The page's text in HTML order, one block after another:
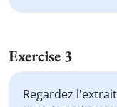
Exercise 3
Regardez